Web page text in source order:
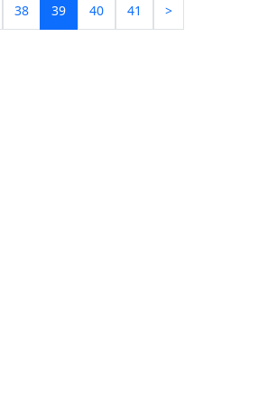
38 39 40 41 >